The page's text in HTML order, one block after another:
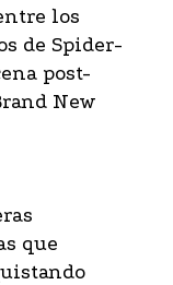
los
de Spider-
post-
New
que